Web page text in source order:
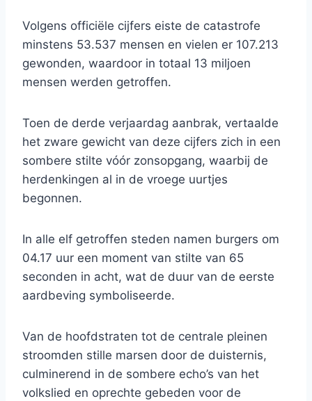
Volgens officiële cijfers eiste de catastrofe
minstens 53.537 mensen en vielen er 107.213
gewonden, waardoor in totaal 13 miljoen
mensen werden getroffen.
Toen de derde verjaardag aanbrak, vertaalde
het zware gewicht van deze cijfers zich in een
sombere stilte vóór zonsopgang, waarbij de
herdenkingen al in de vroege uurtjes
begonnen.
In alle elf getroffen steden namen burgers om
04.17 uur een moment van stilte van 65
seconden in acht, wat de duur van de eerste
aardbeving symboliseerde.
Van de hoofdstraten tot de centrale pleinen
stroomden stille marsen door de duisternis,
culminerend in de sombere echo’s van het
volkslied en oprechte gebeden voor de